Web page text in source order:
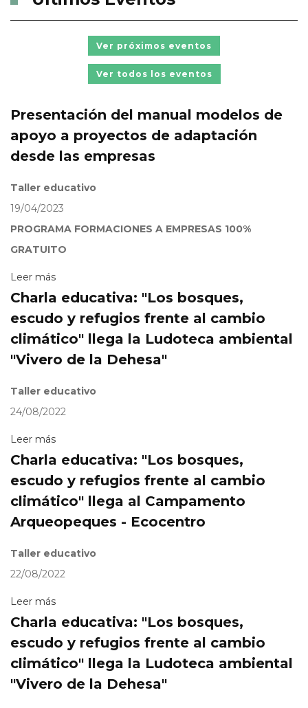
Ver próximos eventos
Ver todos los eventos
Presentación del manual modelos de
apoyo a proyectos de adaptación
desde las empresas
Taller educativo
19/04/2023
PROGRAMA FORMACIONES A EMPRESAS 100%
GRATUITO
Leer más
Charla educativa: "Los bosques,
escudo y refugios frente al cambio
climático" llega la Ludoteca ambiental
"Vivero de la Dehesa"
Taller educativo
24/08/2022
Leer más
Charla educativa: "Los bosques,
escudo y refugios frente al cambio
climático" llega al Campamento
Arqueopeques - Ecocentro
Taller educativo
22/08/2022
Leer más
Charla educativa: "Los bosques,
escudo y refugios frente al cambio
climático" llega la Ludoteca ambiental
"Vivero de la Dehesa"